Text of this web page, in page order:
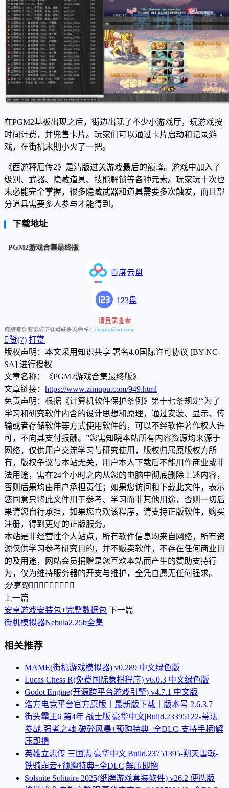
在PGM2基板出现之后，街边出现了不少小游戏厅，玩游戏按
时间计费，并兜售卡片。玩家们可以通过卡片启动和记录游
戏，在街机末期小火了一把。
《西游释厄传2》是清版过关游戏最后的巅峰。游戏中加入了
级别、武器、隐藏道具、技能解锁等各种元素。玩家玩十次也
未必能完全掌握，很多隐藏武器和道具需要多次触发，而且部
分道具需要多人参与才能得到。
下载地址
PGM2游戏合集最终版
百度云盘
123盘
请登录查看
链接有误或无法下载请联系发邮件： zimupu@qq.com
赞(7) 打赏
版权声明：本文采用知识共享 署名4.0国际许可协议 [BY-NC-
SA] 进行授权
文章名称：《PGM2游戏合集最终版》
文章链接： https://www.zimupu.com/949.html
免责声明：根据《计算机软件保护条例》第十七条规定“为了
学习和研究软件内含的设计思想和原理，通过安装、显示、传
输或者存储软件等方式使用软件的，可以不经软件著作权人许
可，不向其支付报酬。”您需知晓本站所有内容资源均来源于
网络，仅供用户交流学习与研究使用，版权归属原版权方所
有，版权争议与本站无关，用户本人下载后不能用作商业或非
法用途，需在24个小时之内从您的电脑中彻底删除上述内容，
否则后果均由用户承担责任；如果您访问和下载此文件，表示
您同意只将此文件用于参考、学习而非其他用途，否则一切后
果请您自行承担，如果您喜欢该程序，请支持正版软件，购买
注册，得到更好的正版服务。
本站是非经营性个人站点，所有软件信息均来自网络，所有资
源仅供学习参考研究目的，并不贩卖软件，不存在任何商业目
的及用途，网站会员捐赠是您喜欢本站而产生的赞助支持行
为，仅为维持服务器的开支与维护，全凭自愿无任何强求。
分享到        
上一篇
安卓游戏安装包+完整数据包 下一篇
街机模拟器Nebula2.25b全集
相关推荐
MAME(街机游戏模拟器) v0.289 中文绿色版
Lucas Chess R(免费国际象棋程序) v6.0.3 中文绿色版
Godot Engine(开源跨平台游戏引擎) v4.7.1 中文版
浩方电竞平台官方原版丨最新版下载丨版本号 2.6.3.7
街头霸王6 第4年 战士版|豪华中文|Build.23395122-蒂法
参战-强者之魂-破碎风暴+预购特典+全DLC-支持手柄|解
压即撸|
英雄立志传 三国志|豪华中文|Build.23751395-朔天雷戟-
铁骑崩云+预购特典+全DLC|解压即撸|
Solsuite Solitaire 2025(纸牌游戏套装软件) v26.2 便携版